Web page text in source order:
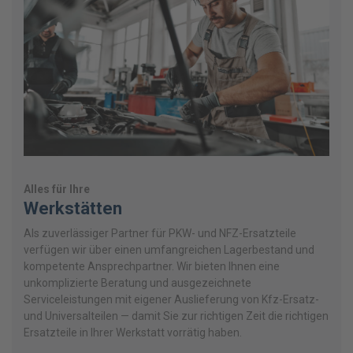
Alles für Ihre
Werkstätten
Als zuverlässiger Partner für PKW- und NFZ-Ersatzteile
verfügen wir über einen umfangreichen Lagerbestand und
kompetente Ansprechpartner. Wir bieten Ihnen eine
unkomplizierte Beratung und ausgezeichnete
Serviceleistungen mit eigener Auslieferung von Kfz-Ersatz-
und Universalteilen — damit Sie zur richtigen Zeit die richtigen
Ersatzteile in Ihrer Werkstatt vorrätig haben.